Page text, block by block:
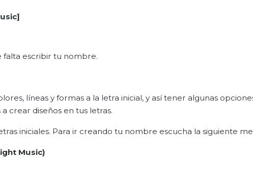
falta escribir tu nombre.
líneas y formas a la letra inicial, y así tener algunas
crear diseños en tus letras.
iniciales. Para ir creando tu nombre escucha la siguiente
Music)